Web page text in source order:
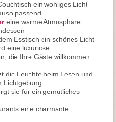
ein wohliges Licht
passend
eine warme Atmosphäre
Esstisch ein schönes Licht
eine luxuriöse
die Ihre Gäste willkommen
die Leuchte beim Lesen und
Lichtgebung
sie für ein gemütliches
eine charmante